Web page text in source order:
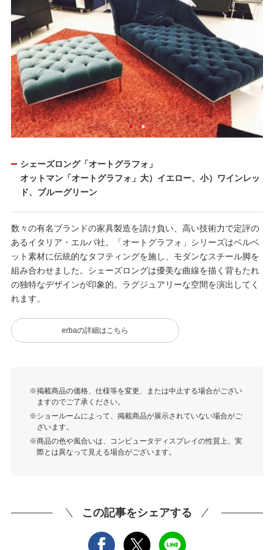
シェーズロング「オートグラフォ」
オットマン「オートグラフォ」大）イエロー、小）ワインレッ
ド、ブルーグリーン
数々の有名ブランドの家具製造を請け負い、高い技術力で定評の
あるイタリア・エルバ社。「オートグラフォ」シリーズはベルベ
ット素材に伝統的なタフティングを施し、モダンなスチール脚を
組み合わせました。シェーズロングは優美な曲線を描く背もたれ
の独特なデザインが印象的。ラグジュアリーな空間を演出してく
れます。
erbaの詳細はこちら
掲載商品の価格、仕様等を変更、または中止する場合がござい
ますのでご了承ください。
ショールームによって、掲載商品が展示されていない場合がご
ざいます。
商品の色や風合いは、コンピュータディスプレイの性質上、実
際とは異なって見える場合がございます。
この記事をシェアする